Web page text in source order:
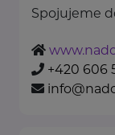
Spojujeme
+420 606